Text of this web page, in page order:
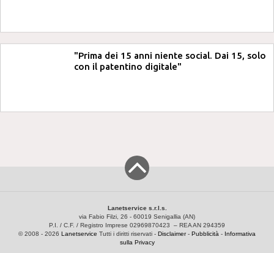
"Prima dei 15 anni niente social. Dai 15, solo
con il patentino digitale"
Lanetservice s.r.l.s.
via Fabio Filzi, 26 - 60019 Senigallia (AN)
P.I. / C.F. / Registro Imprese 02969870423 – REA AN 294359
© 2008 - 2026 Lanetservice Tutti i diritti riservati - Disclaimer- Pubblicità - Informativa
sulla Privacy